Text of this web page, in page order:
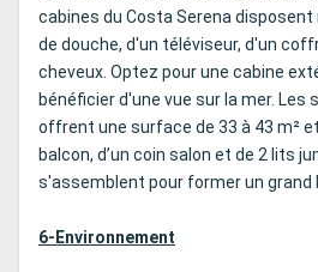
cabines du Costa Serena
de douche, d'un téléviseur, d'un
cheveux. Optez pour une cabine
bénéficier d'une vue sur la mer. Les
offrent une surface de 33 à 43 m²
balcon, d’un coin salon et de 2 lits
s'assemblent pour former un grand
6-Environnement